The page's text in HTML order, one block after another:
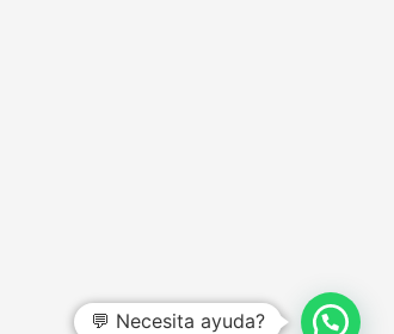
💬 Necesita ayuda?